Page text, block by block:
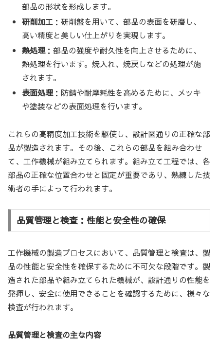
部品の形状を形成します。
研削加工 ：研削盤を用いて、部品の表面を研磨し、
高い精度と美しい仕上がりを実現します。
熱処理：部品の強度や耐久性を向上させるために、
熱処理を行います。焼入れ、焼戻しなどの処理が施
されます。
表面処理：防錆や耐摩耗性を高めるために、メッキ
や塗装などの表面処理を行います。
これらの高精度加工技術を駆使し、設計図通りの正確な部
品が製造されます。その後、これらの部品を組み合わせ
て、工作機械が組み立てられます。組み立て工程では、各
部品の正確な位置合わせと固定が重要であり、熟練した技
術者の手によって行われます。
品質管理と検査：性能と安全性の確保
工作機械の製造プロセスにおいて、品質管理と検査は、製
品の性能と安全性を確保するために不可欠な段階です。製
造された部品や組み立てられた機械が、設計通りの性能を
発揮し、安全に使用できることを確認するために、様々な
検査が行われます。
品質管理と検査の主な内容